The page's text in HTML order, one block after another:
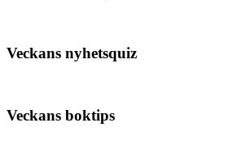
Veckans nyhetsquiz
Veckans boktips